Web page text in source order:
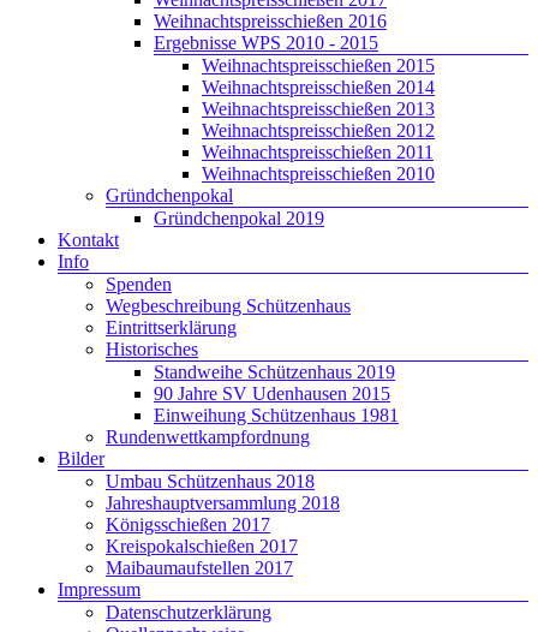
Weihnachtspreisschießen 2016
Ergebnisse WPS 2010 - 2015
Weihnachtspreisschießen 2015
Weihnachtspreisschießen 2014
Weihnachtspreisschießen 2013
Weihnachtspreisschießen 2012
Weihnachtspreisschießen 2011
Weihnachtspreisschießen 2010
Gründchenpokal
Gründchenpokal 2019
Kontakt
Info
Spenden
Wegbeschreibung Schützenhaus
Eintrittserklärung
Historisches
Standweihe Schützenhaus 2019
90 Jahre SV Udenhausen 2015
Einweihung Schützenhaus 1981
Rundenwettkampfordnung
Bilder
Umbau Schützenhaus 2018
Jahreshauptversammlung 2018
Königsschießen 2017
Kreispokalschießen 2017
Maibaumaufstellen 2017
Impressum
Datenschutzerklärung